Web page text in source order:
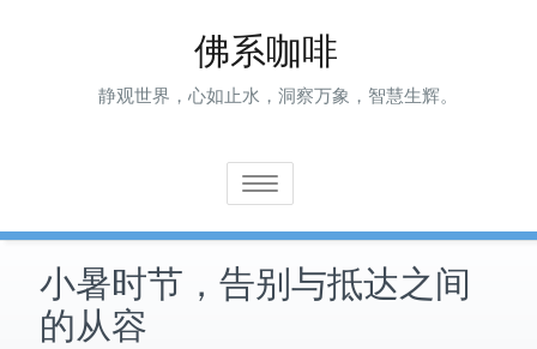
佛系咖啡
静观世界，心如止水，洞察万象，智慧生辉。
Toggle navigation
小暑时节，告别与抵达之间
的从容